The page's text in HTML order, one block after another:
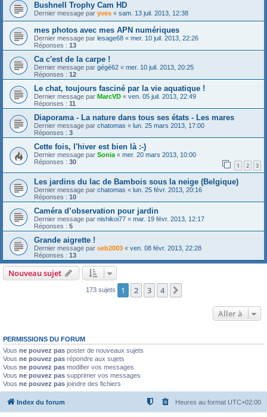
Bushnell Trophy Cam HD
Dernier message par yves « sam. 13 juil. 2013, 12:38
mes photos avec mes APN numériques
Dernier message par lesage68 « mer. 10 juil. 2013, 22:26
Réponses : 13
Ca c'est de la carpe !
Dernier message par gégé62 « mer. 10 juil. 2013, 20:25
Réponses : 12
Le chat, toujours fasciné par la vie aquatique !
Dernier message par MarcVD « ven. 05 juil. 2013, 22:49
Réponses : 11
Diaporama - La nature dans tous ses états - Les mares
Dernier message par chatomas « lun. 25 mars 2013, 17:00
Réponses : 3
Cette fois, l'hiver est bien là :-)
Dernier message par Sonia « mer. 20 mars 2013, 10:00
Réponses : 30 1 2 3
Les jardins du lac de Bambois sous la neige (Belgique)
Dernier message par chatomas « lun. 25 févr. 2013, 20:16
Réponses : 10
Caméra d’observation pour jardin
Dernier message par nishikoi77 « mar. 19 févr. 2013, 12:17
Réponses : 5
Grande aigrette !
Dernier message par seb2003 « ven. 08 févr. 2013, 22:28
Réponses : 13
Nouveau sujet
173 sujets 1 2 3 4
Aller à
PERMISSIONS DU FORUM
Vous ne pouvez pas poster de nouveaux sujets
Vous ne pouvez pas répondre aux sujets
Vous ne pouvez pas modifier vos messages
Vous ne pouvez pas supprimer vos messages
Vous ne pouvez pas joindre des fichiers
Index du forum Heures au format UTC+02:00